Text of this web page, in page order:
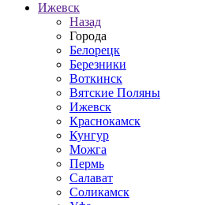
Ижевск
Назад
Города
Белорецк
Березники
Воткинск
Вятские Поляны
Ижевск
Краснокамск
Кунгур
Можга
Пермь
Салават
Соликамск